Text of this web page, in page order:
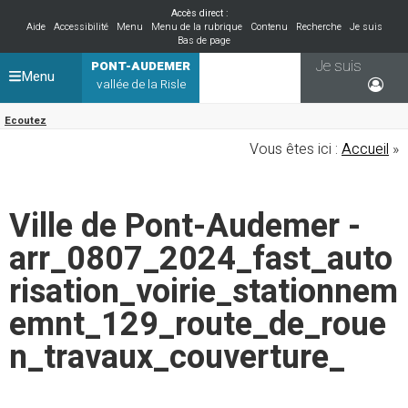
Accès direct :
Aide
Accessibilité Menu Menu de la rubrique Contenu Recherche
Je suis
Bas de page
PONT-AUDEMER
vallée de la Risle
Ecoutez
Je suis
Menu
Vous êtes ici : Accueil »
Ville de Pont-Audemer -
arr_0807_2024_fast_auto
risation_voirie_stationnem
emnt_129_route_de_roue
n_travaux_couverture_